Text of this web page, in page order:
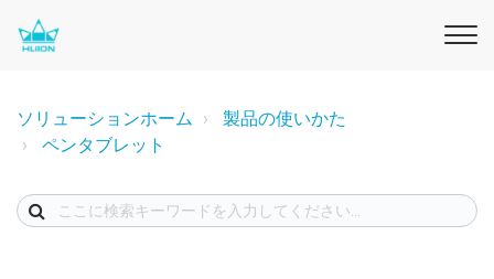
ソリューションホーム
製品の使いかた
ペンタブレット